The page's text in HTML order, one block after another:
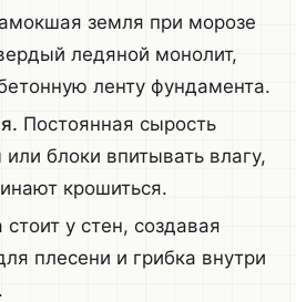
земля при морозе
ледяной монолит,
ленту фундамента.
Постоянная сырость
или блоки впитывать влагу,
крошиться.
стоит у стен, создавая
плесени и грибка внутри